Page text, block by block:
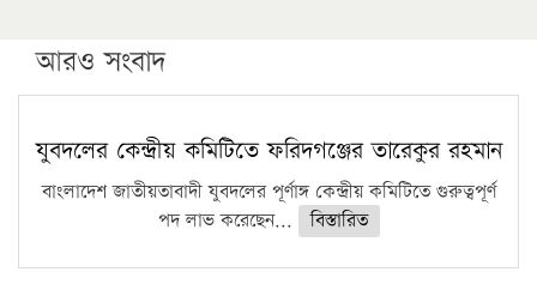
পিএইচডি করছেন কুয়েটের কৃতি…
সারা দেশে বজ্রাঘাতে ১৪ জনের প্রাণহানি
কঠোর হচ্ছে এসএসসি ও এইচএসসি পরীক্ষা
ফরিদগঞ্জে আগুনে পুড়লো ৬ ব্যবসা প্রতিষ্ঠান
আরও সংবাদ
যুবদলের কেন্দ্রীয় কমিটিতে ফরিদগঞ্জের তারেকুর রহমান
বাংলাদেশ জাতীয়তাবাদী যুবদলের পূর্ণাঙ্গ কেন্দ্রীয় কমিটিতে গুরুত্বপূর্ণ
পদ লাভ করেছেন...
বিস্তারিত